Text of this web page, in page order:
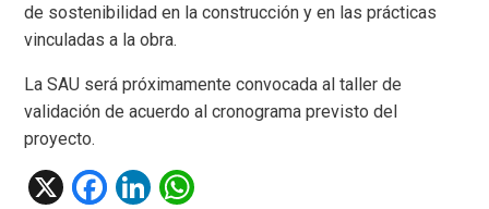
de sostenibilidad en la construcción y en las prácticas
vinculadas a la obra.
La SAU será próximamente convocada al taller de
validación de acuerdo al cronograma previsto del
proyecto.
X
F
Li